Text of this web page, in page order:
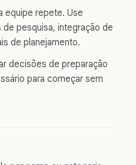
equipe repete. Use
pesquisa, integração de
de planejamento.
decisões de preparação
para começar sem